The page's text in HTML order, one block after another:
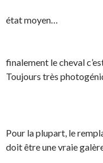
état moyen…
finalement le cheval
Toujours très
Pour la plupart, le
doit être une vraie